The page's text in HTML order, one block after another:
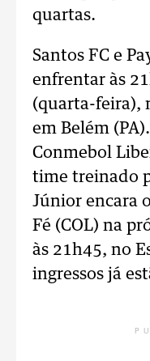
quartas.
Santos FC e
enfrentar às
(quarta-feira),
em Belém
Conmebol
time treinado
Júnior encara
Fé (COL) na
às 21h45, no
ingressos já